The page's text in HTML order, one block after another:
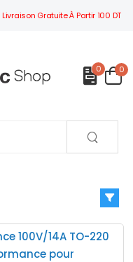
SHOP
Livraison Gratuite À Partir 100 DT
0 0
100V/14A TO-220
pour